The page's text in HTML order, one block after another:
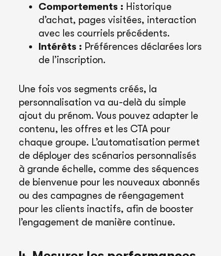
Comportements : Historique
d’achat, pages visitées, interaction
avec les courriels précédents.
Intérêts : Préférences déclarées lors
de l’inscription.
Une fois vos segments créés, la
personnalisation va au-delà du simple
ajout du prénom. Vous pouvez adapter le
contenu, les offres et les CTA pour
chaque groupe. L’automatisation permet
de déployer des scénarios personnalisés
à grande échelle, comme des séquences
de bienvenue pour les nouveaux abonnés
ou des campagnes de réengagement
pour les clients inactifs, afin de booster
l’engagement de manière continue.